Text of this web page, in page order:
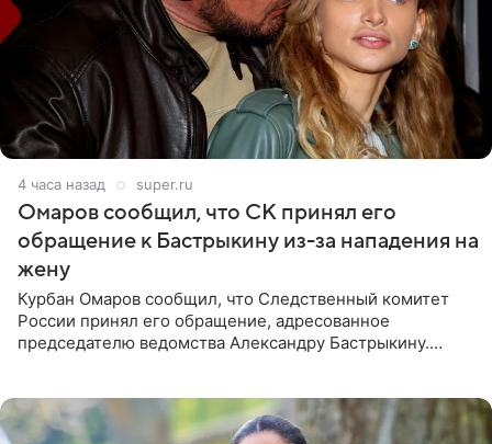
4 часа назад super.ru
Омаров сообщил, что СК принял его
обращение к Бастрыкину из-за нападения на
жену
Курбан Омаров сообщил, что Следственный комитет
России принял его обращение, адресованное
председателю ведомства Александру Бастрыкину.